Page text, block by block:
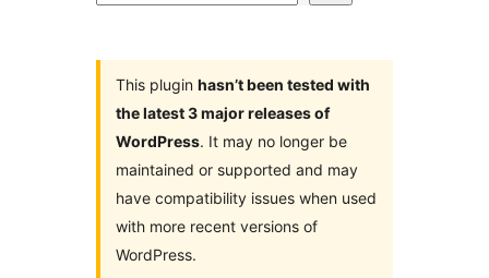
This plugin hasn’t been tested with
the latest 3 major releases of
WordPress. It may no longer be
maintained or supported and may
have compatibility issues when used
with more recent versions of
WordPress.